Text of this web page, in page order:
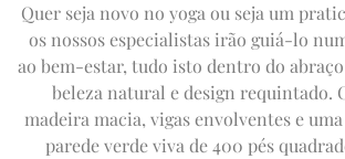
Quer seja novo no yoga ou seja um
os nossos especialistas irão guiá-lo
ao bem-estar, tudo isto dentro do
beleza natural e design requintado.
madeira macia, vigas envolventes e
parede verde viva de 400 pés